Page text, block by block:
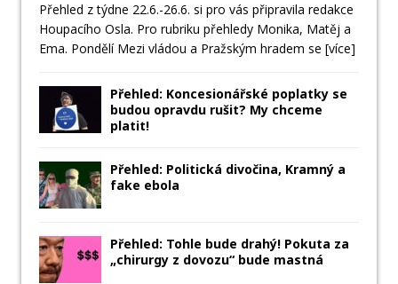
Přehled z týdne 22.6.-26.6. si pro vás připravila redakce
Houpacího Osla. Pro rubriku přehledy Monika, Matěj a
Ema. Pondělí Mezi vládou a Pražským hradem se [více]
Přehled: Koncesionářské poplatky se
budou opravdu rušit? My chceme
platit!
Přehled: Politická divočina, Kramný a
fake ebola
Přehled: Tohle bude drahý! Pokuta za
„chirurgy z dovozu“ bude mastná